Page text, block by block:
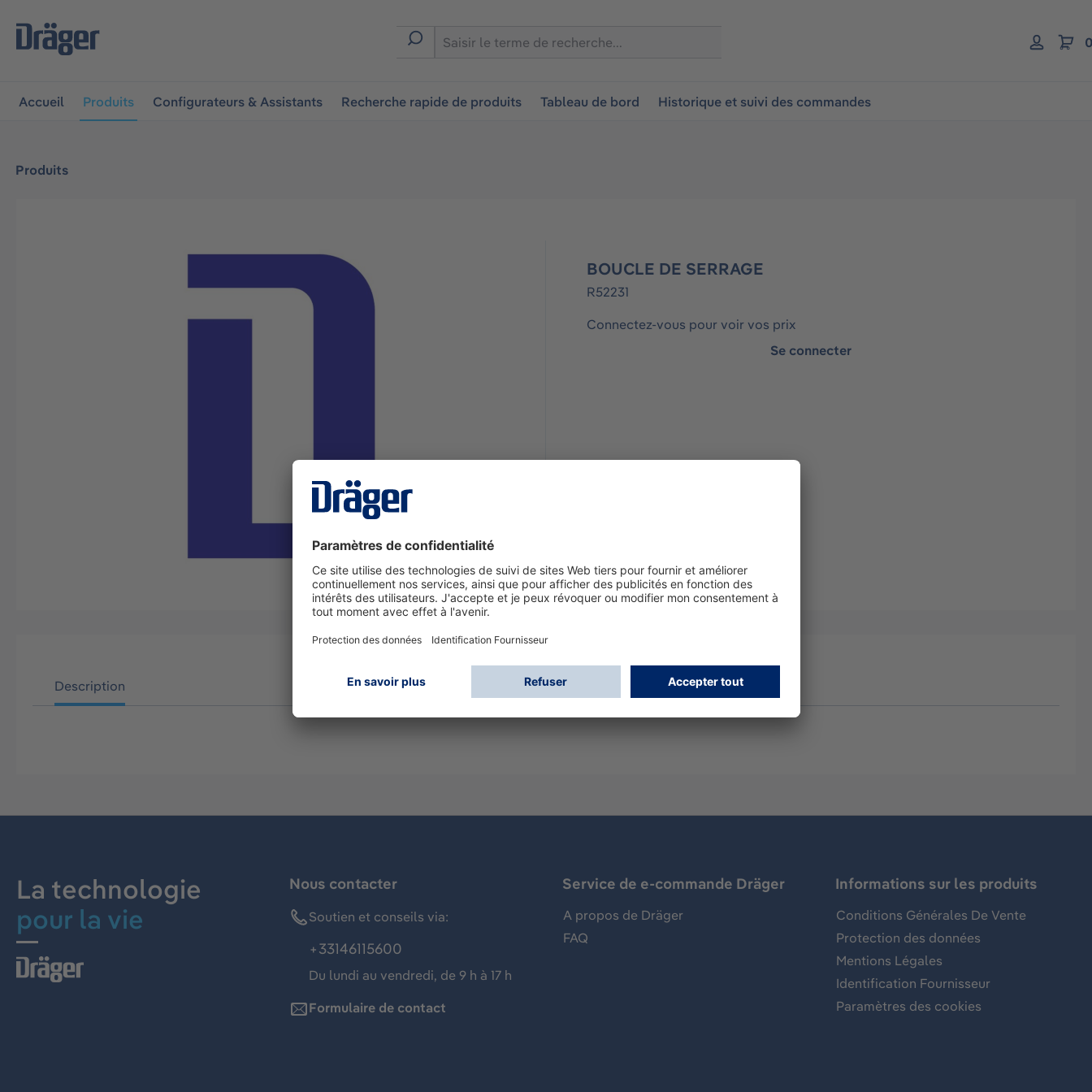
à la navigation principale
Accueil Produits Configurateurs & Assistants Recherche rapide de produits Tableau de bord Historique et suivi des commandes
Produits
BOUCLE DE SERRAGE
R52231
Connectez-vous pour voir vos prix
Se connecter
Description
La technologie
pour la vie
Nous contacter
Soutien et conseils via:
+33146115600
Du lundi au vendredi, de 9 h à 17 h
Formulaire de contact
Service de e-commande Dräger
A propos de Dräger
FAQ
Informations sur les produits
Conditions Générales De Vente
Protection des données
Mentions Légales
Identification Fournisseur
Paramètres des cookies